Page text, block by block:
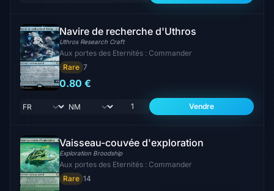
Navire de recherche d'Uthros
Uthros Research Craft
Aux portes des Eternités : Commander
Rare 7
0.80 €
Vendre
Vaisseau-couvée d'exploration
Exploration Broodship
Aux portes des Eternités : Commander
Rare 14